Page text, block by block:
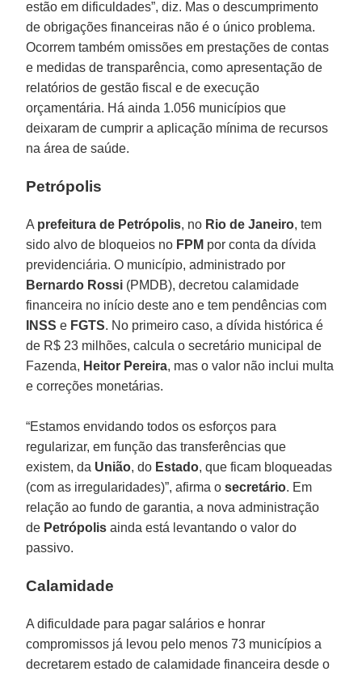
estão em dificuldades”, diz. Mas o descumprimento
de obrigações financeiras não é o único problema.
Ocorrem também omissões em prestações de contas
e medidas de transparência, como apresentação de
relatórios de gestão fiscal e de execução
orçamentária. Há ainda 1.056 municípios que
deixaram de cumprir a aplicação mínima de recursos
na área de saúde.
Petrópolis
A prefeitura de Petrópolis, no Rio de Janeiro, tem
sido alvo de bloqueios no FPM por conta da dívida
previdenciária. O município, administrado por
Bernardo Rossi (PMDB), decretou calamidade
financeira no início deste ano e tem pendências com
INSS e FGTS. No primeiro caso, a dívida histórica é
de R$ 23 milhões, calcula o secretário municipal de
Fazenda, Heitor Pereira, mas o valor não inclui multa
e correções monetárias.
“Estamos envidando todos os esforços para
regularizar, em função das transferências que
existem, da União, do Estado, que ficam bloqueadas
(com as irregularidades)”, afirma osecretário. Em
relação ao fundo de garantia, a nova administração
de Petrópolis ainda está levantando o valor do
passivo.
Calamidade
A dificuldade para pagar salários e honrar
compromissos já levou pelo menos 73 municípios a
decretarem estado de calamidade financeira desde o